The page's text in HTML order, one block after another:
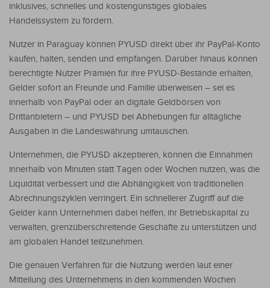
inklusives, schnelles und kostengünstiges globales
Handelssystem zu fördern.
Nutzer in Paraguay können PYUSD direkt über ihr PayPal-Konto
kaufen, halten, senden und empfangen. Darüber hinaus können
berechtigte Nutzer Prämien für ihre PYUSD-Bestände erhalten,
Gelder sofort an Freunde und Familie überweisen – sei es
innerhalb von PayPal oder an digitale Geldbörsen von
Drittanbietern – und PYUSD bei Abhebungen für alltägliche
Ausgaben in die Landeswährung umtauschen.
Unternehmen, die PYUSD akzeptieren, können die Einnahmen
innerhalb von Minuten statt Tagen oder Wochen nutzen, was die
Liquidität verbessert und die Abhängigkeit von traditionellen
Abrechnungszyklen verringert. Ein schnellerer Zugriff auf die
Gelder kann Unternehmen dabei helfen, ihr Betriebskapital zu
verwalten, grenzüberschreitende Geschäfte zu unterstützen und
am globalen Handel teilzunehmen.
Die genauen Verfahren für die Nutzung werden laut einer
Mitteilung des Unternehmens in den kommenden Wochen